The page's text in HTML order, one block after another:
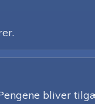
bliver